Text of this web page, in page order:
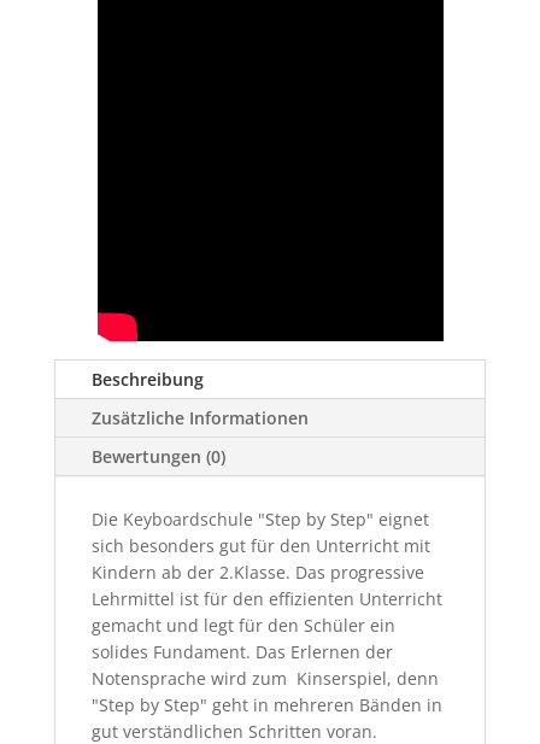
Beschreibung
Zusätzliche Informationen
Bewertungen (0)
Die Keyboardschule "Step by Step" eignet
sich besonders gut für den Unterricht mit
Kindern ab der 2.Klasse. Das progressive
Lehrmittel ist für den effizienten Unterricht
gemacht und legt für den Schüler ein
solides Fundament. Das Erlernen der
Notensprache wird zum Kinserspiel, denn
"Step by Step" geht in mehreren Bänden in
gut verständlichen Schritten voran.